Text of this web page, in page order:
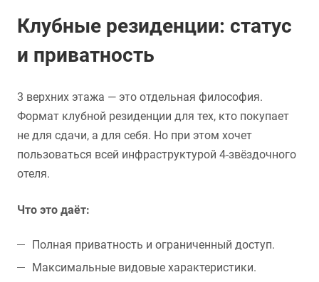
Клубные резиденции: статус
и приватность
3 верхних этажа — это отдельная философия.
Формат клубной резиденции для тех, кто покупает
не для сдачи, а для себя. Но при этом хочет
пользоваться всей инфраструктурой 4-звёздочного
отеля.
Что это даёт:
Полная приватность и ограниченный доступ.
Максимальные видовые характеристики.